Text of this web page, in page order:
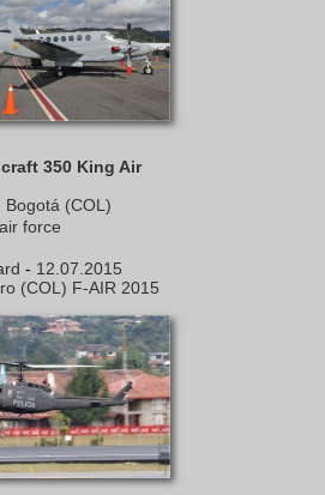
350 King Air
Bogotá (COL)
force
- 12.07.2015
(COL) F-AIR 2015